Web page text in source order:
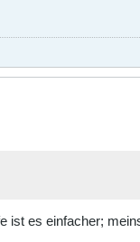
ist es einfacher;